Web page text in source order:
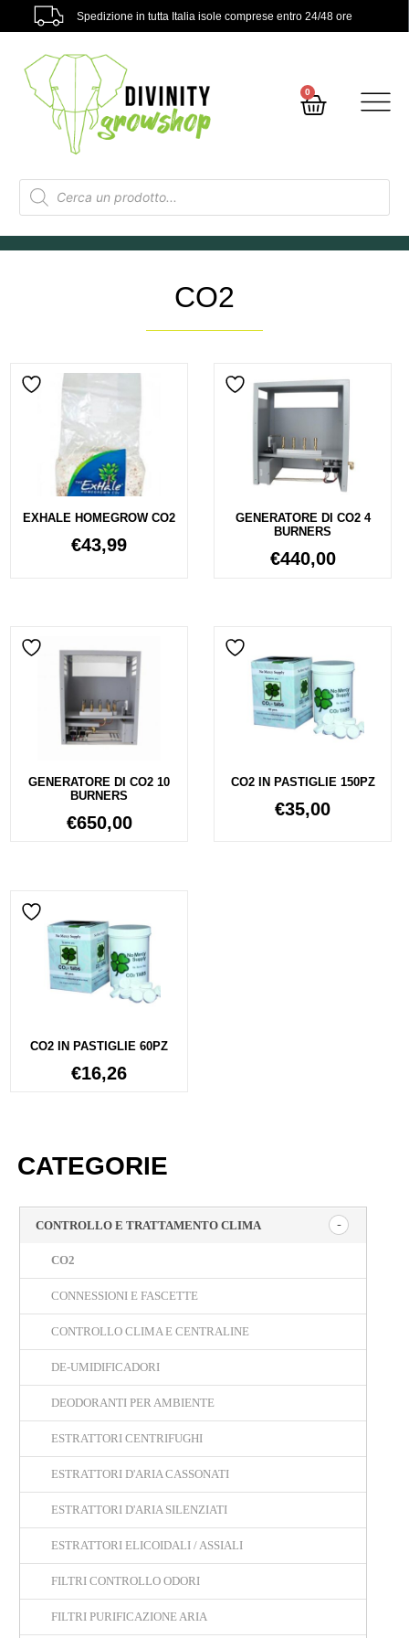
Spedizione in tutta Italia isole comprese entro 24/48 ore
0
CO2
CATEGORIE
CONTROLLO E TRATTAMENTO CLIMA
CO2
CONNESSIONI E FASCETTE
CONTROLLO CLIMA E CENTRALINE
DE-UMIDIFICADORI
DEODORANTI PER AMBIENTE
ESTRATTORI CENTRIFUGHI
ESTRATTORI D'ARIA CASSONATI
ESTRATTORI D'ARIA SILENZIATI
ESTRATTORI ELICOIDALI / ASSIALI
FILTRI CONTROLLO ODORI
FILTRI PURIFICAZIONE ARIA
EXHALE HOMEGROW CO2
€43,99
GENERATORE DI CO2 4
BURNERS
€440,00
GENERATORE DI CO2 10
BURNERS
€650,00
CO2 IN PASTIGLIE 150PZ
€35,00
CO2 IN PASTIGLIE 60PZ
€16,26